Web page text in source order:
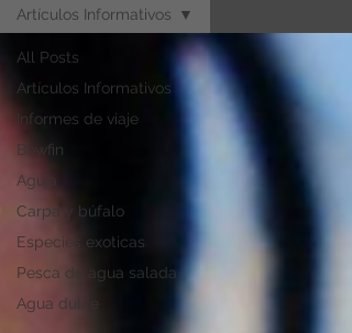
All Posts
Artículos Informativos
Informes de viaje
Bowfin
Aguja
Carpa y búfalo
Especies exoticas
Pesca de agua salada
Agua dulce
Artículos Informativos